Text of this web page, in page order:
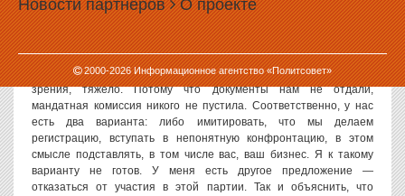
Новости партнеров О проекте
2000-2026Информационное агентство «Политсовет»
сторонникам выйти из этой партии и сформировать новую,
сообщает РИА «Новости».
«Съезд фальсифицирован, но судиться, с формальной точки
зрения, тяжело. Потому что документы нам не отдали,
мандатная комиссия никого не пустила. Соответственно, у нас
есть два варианта: либо имитировать, что мы делаем
регистрацию, вступать в непонятную конфронтацию, в этом
смысле подставлять, в том числе вас, ваш бизнес. Я к такому
варианту не готов. У меня есть другое предложение —
отказаться от участия в этой партии. Так и объяснить, что